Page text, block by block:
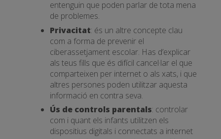
entenguin que poden parlar de tota mena
de problemes.
Privacitat: és un altre concepte clau
com a forma de prevenir el
ciberassetjament escolar. Has d’explicar
als teus fills que és difícil cancel·lar el que
comparteixen per internet o als xats, i que
altres persones poden utilitzar aquesta
informació en contra seva.
Ús de controls parentals: controlar
com i quant els infants utilitzen els
dispositius digitals i connectats a internet